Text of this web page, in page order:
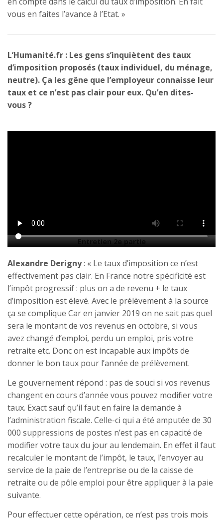
vous en faites l’avance à l’Etat. »
L’Humanité.fr : Les gens s’inquiètent des taux
d’imposition proposés (taux individuel, du ménage,
neutre). Ça les gêne que l’employeur connaisse leur
taux et ce n’est pas clair pour eux. Qu’en dites-
vous ?
Entretien 2e partie
Alexandre Derigny: « Le taux d’imposition ce n’est
effectivement pas clair. En France notre spécificité est
l’impôt progressif : plus on a de revenu + le taux
d’imposition est élevé. Avec le prélèvement à la source
ça se complique Car en janvier 2019 on ne sait pas quel
sera le montant de vos revenus en octobre, si vous
avez changé d’emploi, perdu un emploi, pris votre
retraite etc. Donc on est incapable aux impôts de
donner le bon taux pour l’année de prélèvement.
Le gouvernement répond : pas de souci si vos revenus
changent en cours d’année vous pouvez modifier votre
taux. Exact sauf qu’il faut en faire la demande à
l’administration fiscale. Celle-ci qui a été amputée de 30
000 suppressions de postes n’est pas en capacité de
modifier votre taux du jour au lendemain. En effet il faut
recalculer le montant de l’impôt, le taux, l’envoyer au
service de la paie de l’entreprise ou de la caisse de
retraite ou de pôle emploi pour être appliquer à la paie
suivante.
Pour effectuer cette opération, ce n’est pas trois mois